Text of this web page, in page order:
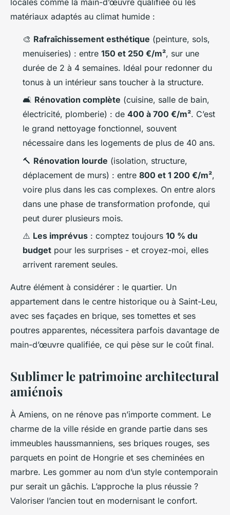
matériaux adaptés au climat humide :
🎨 Rafraîchissement esthétique (peinture, sols,
menuiseries) : entre 150 et 250 €/m², sur une
durée de 2 à 4 semaines. Idéal pour redonner du
tonus à un intérieur sans toucher à la structure.
🛋️ Rénovation complète (cuisine, salle de bain,
électricité, plomberie) : de 400 à 700 €/m². C’est
le grand nettoyage fonctionnel, souvent
nécessaire dans les logements de plus de 40 ans.
🔨 Rénovation lourde (isolation, structure,
déplacement de murs) : entre 800 et 1 200 €/m²,
voire plus dans les cas complexes. On entre alors
dans une phase de transformation profonde, qui
peut durer plusieurs mois.
⚠️ Les imprévus : comptez toujours 10 % du
budget pour les surprises - et croyez-moi, elles
arrivent rarement seules.
Autre élément à considérer : le quartier. Un
appartement dans le centre historique ou à Saint-Leu,
avec ses façades en brique, ses tomettes et ses
poutres apparentes, nécessitera parfois davantage de
main-d’œuvre qualifiée, ce qui pèse sur le coût final.
Sublimer le patrimoine architectural
amiénois
À Amiens, on ne rénove pas n’importe comment. Le
charme de la ville réside en grande partie dans ses
immeubles haussmanniens, ses briques rouges, ses
parquets en point de Hongrie et ses cheminées en
marbre. Les gommer au nom d’un style contemporain
pur serait un gâchis. L’approche la plus réussie ?
Valoriser l’ancien tout en modernisant le confort.